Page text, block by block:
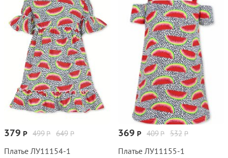
649 Р
499Р
379 Р
Платье ЛУ11154‑1
532 Р
409Р
369 Р
Платье ЛУ11155‑1